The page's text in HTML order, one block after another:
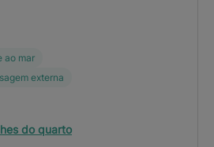
ao mar
externa
do quarto